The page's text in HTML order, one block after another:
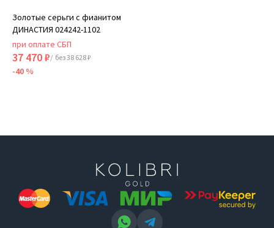
Золотые серьги с фианитом
ДИНАСТИЯ 024242-1102
при оплате СБП
37 470 ₽/ без 38 628 ₽
-40 %